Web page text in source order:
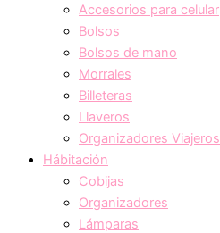
Accesorios para celular
Bolsos
Bolsos de mano
Morrales
Billeteras
Llaveros
Organizadores Viajeros
Hábitación
Cobijas
Organizadores
Lámparas